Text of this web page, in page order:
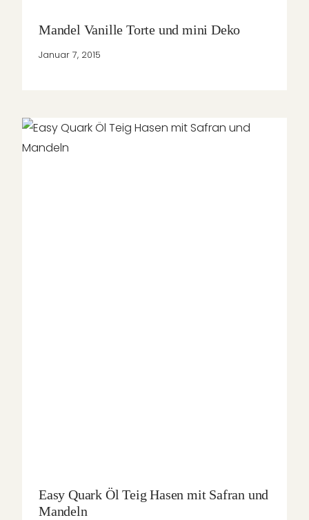
Mandel Vanille Torte und mini Deko
Januar 7, 2015
Easy Quark Öl Teig Hasen mit Safran und
Mandeln